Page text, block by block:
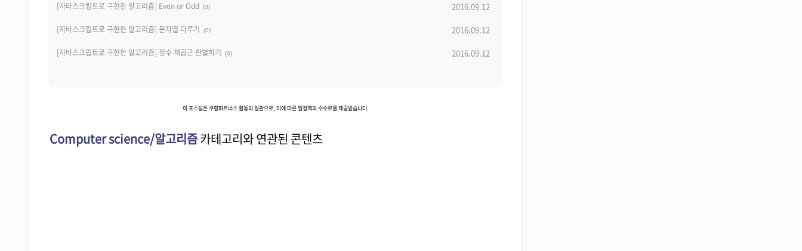
[자바스크립트로 구현한 알고리즘] Even or Odd (0) 2016.09.12
[자바스크립트로 구현한 알고리즘] 문자열 다루기 (0) 2016.09.12
[자바스크립트로 구현한 알고리즘] 정수 제곱근 판별하기 (0) 2016.09.12
이 포스팅은 쿠팡파트너스 활동의 일환으로, 이에 따른 일정액의 수수료를 제공받습니다.
Computer science/알고리즘카테고리와 연관된 콘텐츠